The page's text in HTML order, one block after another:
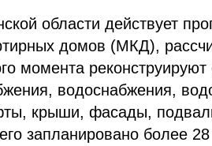
области действует
домов (МКД),
момента
водоснабжения,
крыши, фасады,
запланировано более